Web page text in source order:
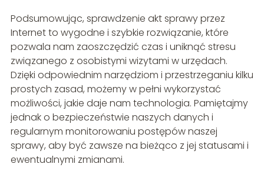
Podsumowując, sprawdzenie akt sprawy przez
Internet to wygodne i szybkie rozwiązanie, które
pozwala nam zaoszczędzić czas i uniknąć stresu
związanego z osobistymi wizytami w urzędach.
Dzięki odpowiednim narzędziom i przestrzeganiu kilku
prostych zasad, możemy w pełni wykorzystać
możliwości, jakie daje nam technologia. Pamiętajmy
jednak o bezpieczeństwie naszych danych i
regularnym monitorowaniu postępów naszej
sprawy, aby być zawsze na bieżąco z jej statusami i
ewentualnymi zmianami.